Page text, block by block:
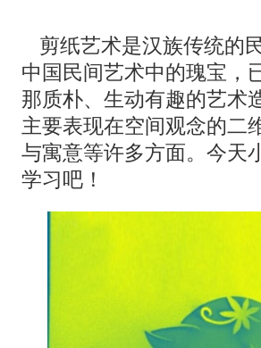
剪纸艺术是汉族传统的
中国民间艺术中的瑰宝，
那质朴、生动有趣的艺术
主要表现在空间观念的二
与寓意等许多方面。今天
学习吧！